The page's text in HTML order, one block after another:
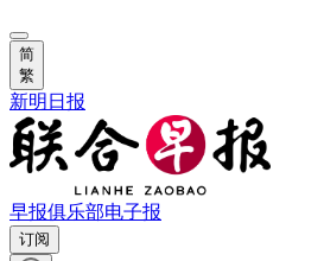
简
繁
新明日报
早报俱乐部电子报
订阅